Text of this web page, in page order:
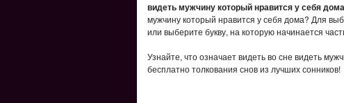
видеть мужчину который нравится у себя дома
мужчину который нравится у себя дома? Для
или выберите букву, на которую начинается
Узнайте, что означает видеть во сне видеть
бесплатно толкования снов из лучших сонников!